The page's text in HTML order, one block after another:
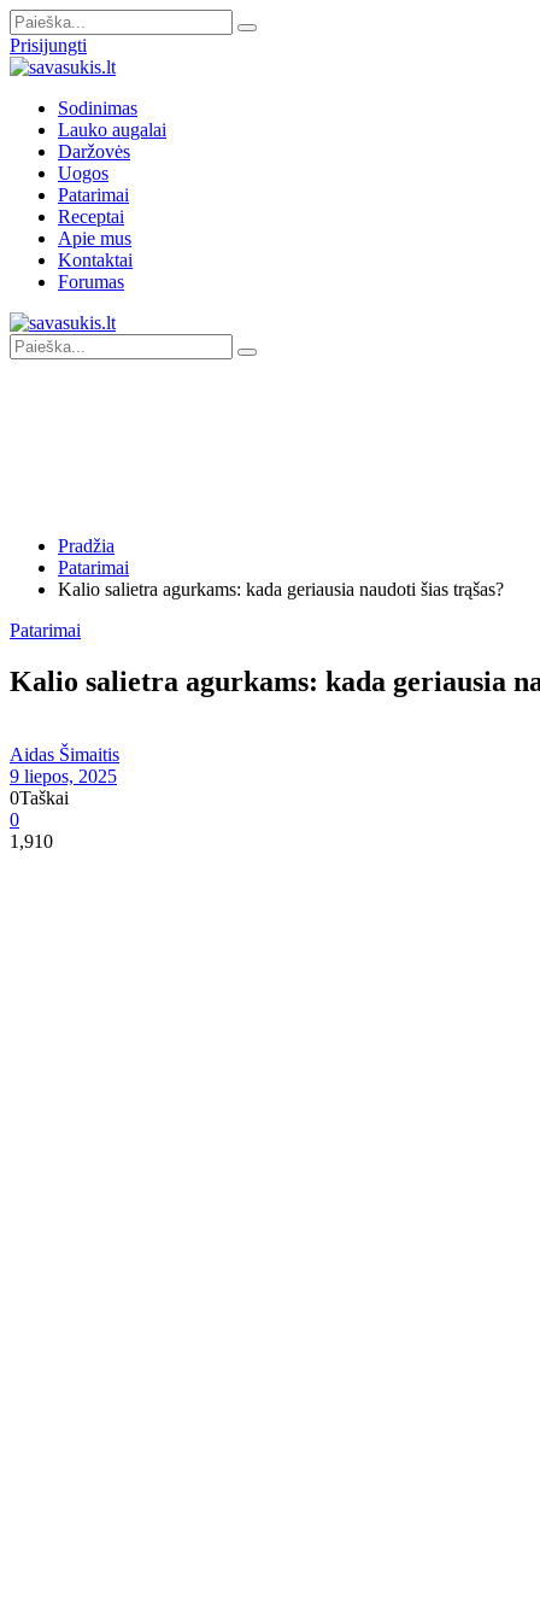
Prisijungti
Sodinimas
Lauko augalai
Daržovės
Uogos
Patarimai
Receptai
Apie mus
Kontaktai
Forumas
Pradžia
Patarimai
Kalio salietra agurkams: kada geriausia naudoti šias trąšas?
Patarimai
Kalio salietra agurkams: kada geriausia
Aidas Šimaitis
9 liepos, 2025
0Taškai
0
1,910